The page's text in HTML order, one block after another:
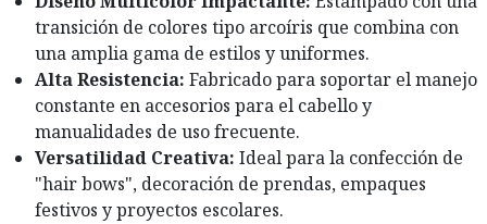
transición de colores tipo arcoíris que combina con
una amplia gama de estilos y uniformes.
Alta Resistencia: Fabricado para soportar el manejo
constante en accesorios para el cabello y
manualidades de uso frecuente.
Versatilidad Creativa: Ideal para la confección de
"hair bows", decoración de prendas, empaques
festivos y proyectos escolares.